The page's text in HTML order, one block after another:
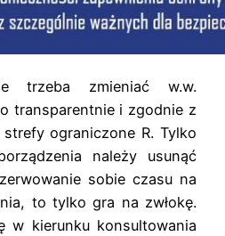
trzeba zmieniać w.w.
transparentnie i zgodnie z
ograniczone R. Tylko
należy usunąć
sobie czasu na
to tylko gra na zwłokę.
w kierunku konsultowania